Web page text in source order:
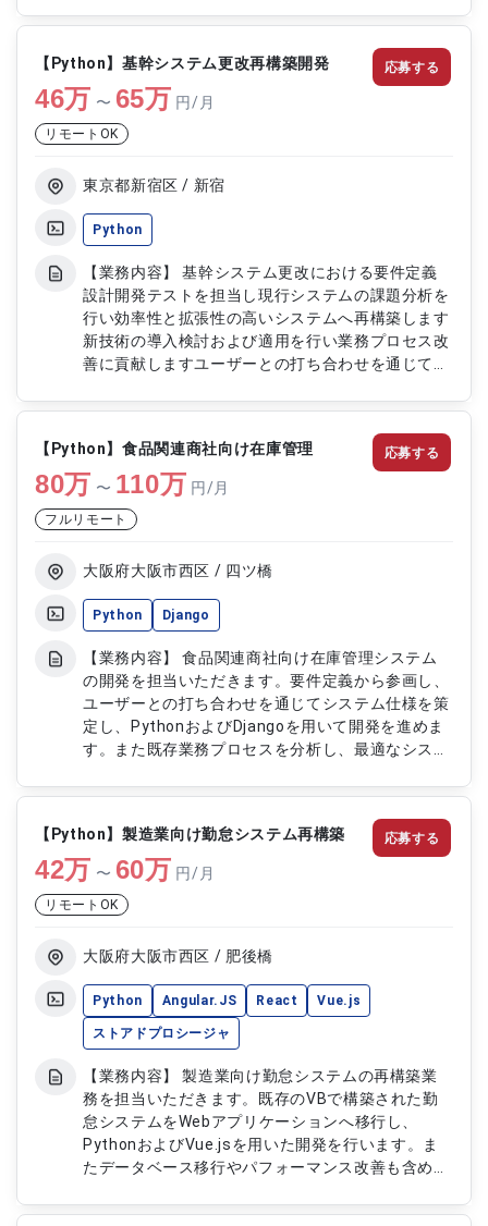
業内容】 ・非機能テストの計画および実施対応 ・
OracleからPostgreSQLへのDB移行対応 ・運用設
計および運用環境構築対応 ・CPU、メモリなどのリ
ソースモニタリング対応 ・SQL作成および修正対応
・障害対応および一次切り分け対応
【Python】基幹システム更改再構築開発
46万 〜 65万 円/月
リモートOK
東京都新宿区 / 新宿
Python
【業務内容】 基幹システム更改における要件定義
設計開発テストを担当し現行システムの課題分析を
行い効率性と拡張性の高いシステムへ再構築します
新技術の導入検討および適用を行い業務プロセス改
善に貢献しますユーザーとの打ち合わせを通じて仕
再構築の要件定義設計開発 ・Pythonによる機能実
装およびテスト ・新技術導入適用 ・現行システム
分析および改善提案 ・ユーザーとの仕様調整
応募する
【Python】食品関連商社向け在庫管理
80万 〜 110万 円/月
フルリモート
大阪府大阪市西区 / 四ツ橋
Python Django
【業務内容】 食品関連商社向け在庫管理システム
の開発を担当いただきます。要件定義から参画し、
ユーザーとの打ち合わせを通じてシステム仕様を策
定し、PythonおよびDjangoを用いて開発を進めま
す。また既存業務プロセスを分析し、最適なシステ
用フェーズまで一貫して対応します。 【作業内
容】 ・在庫管理システムの要件定義対応 ・ユーザ
ーとの打ち合わせによる仕様策定 ・Pythonおよび
Djangoを用いたシステム開発 ・システムのテスト
および導入支援対応 ・運用フェーズにおけるサポ
ート対応
応募する
【Python】製造業向け勤怠システム再構築
42万 〜 60万 円/月
リモートOK
大阪府大阪市西区 / 肥後橋
Python Angular.JS React Vue.js
ストアドプロシージャ
【業務内容】 製造業向け勤怠システムの再構築業
務を担当いただきます。既存のVBで構築された勤
怠システムをWebアプリケーションへ移行し、
PythonおよびVue.jsを用いた開発を行います。ま
たデータベース移行やパフォーマンス改善も含め、
【作業内容】 ・既存勤怠システムのWebアプリへ
応募する